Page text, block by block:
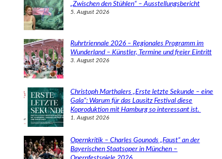
„Zwischen den Stühlen“ – Ausstellungsbericht
5. August 2026
Ruhrtriennale 2026 – Regionales Programm im
Wunderland – Künstler, Termine und freier Eintritt
3. August 2026
Christoph Marthalers „Erste letzte Sekunde – eine
Gala“: Warum für das Lausitz Festival diese
Koproduktion mit Hamburg so interessant ist.
1. August 2026
Opernkritik – Charles Gounods „Faust“ an der
Bayerischen Staatsoper in München –